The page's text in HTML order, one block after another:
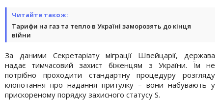
Читайте також:
Тарифи на газ та тепло в Україні заморозять до кінця
війни
За даними Секретаріату міграції Швейцарії, держава
надає тимчасовий захист біженцям з України. Їм не
потрібно проходити стандартну процедуру розгляду
клопотання про надання притулку – вони набувають у
прискореному порядку захисного статусу S.